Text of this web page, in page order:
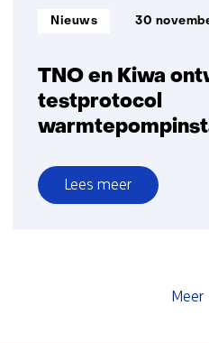
TNO en Kiwa
testprotocol
Informatietype:
Nieuws 30
Lees meer
over
Meer